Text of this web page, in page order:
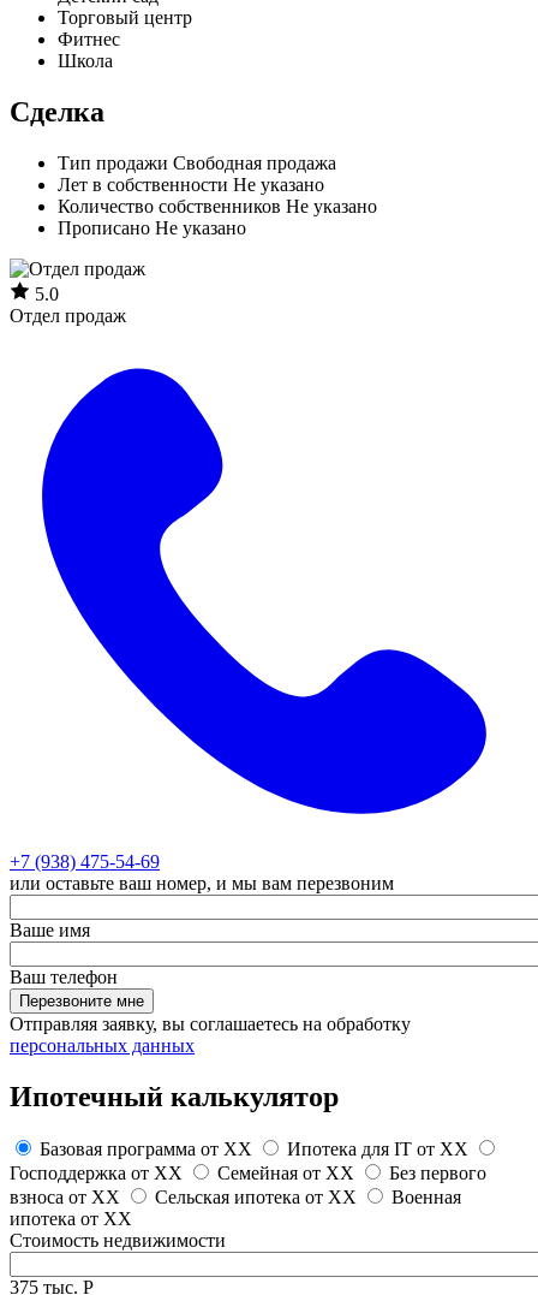
Торговый центр
Фитнес
Школа
Сделка
Тип продажи Свободная продажа
Лет в собственности Не указано
Количество собственников Не указано
Прописано Не указано
5.0
Отдел продаж
+7 (938) 475-54-69
или оставьте ваш номер, и мы вам перезвоним
Ваше имя
Ваш телефон
Перезвоните мне
Отправляя заявку, вы соглашаетесь на обработку
персональных данных
Ипотечный калькулятор
Базовая программа от XX Ипотека для IT от XX
Господдержка от XX Семейная от XX
Без первого
взноса от XX Сельская ипотека от XX
Военная
ипотека от XX
Стоимость недвижимости
375 тыс. Р